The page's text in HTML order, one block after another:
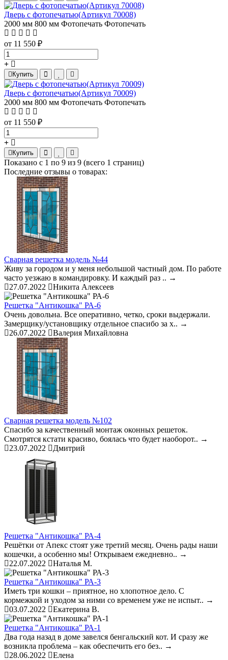
Дверь с фотопечатью(Артикул 70008)
2000 мм 800 мм Фотопечать Фотопечать
от 11 550 ₽
Купить
Дверь с фотопечатью(Артикул 70009)
2000 мм 800 мм Фотопечать Фотопечать
от 11 550 ₽
Купить
Показано с 1 по 9 из 9 (всего 1 страниц)
Последние отзывы о товарах:
Сварная решетка модель №44
Живу за городом и у меня небольшой частный дом. По работе
часто уезжаю в командировку. И каждый раз .. →
27.07.2022
Никита Алексеев
Решетка "Антикошка" РА-6
Очень довольна. Все оперативно, четко, сроки выдержали.
Замерщику/установщику отдельное спасибо за х.. →
26.07.2022
Валерия Михайловна
Сварная решетка модель №102
Спасибо за качественный монтаж оконных решеток.
Смотрятся кстати красиво, боялась что будет наоборот.. →
23.07.2022
Дмитрий
Решетка "Антикошка" РА-4
Решётки от Апекс стоят уже третий месяц. Очень рады наши
кошечки, а особенно мы! Открываем ежедневно.. →
22.07.2022
Наталья М.
Решетка "Антикошка" РА-3
Иметь три кошки – приятное, но хлопотное дело. С
кормежкой и уходом за ними со временем уже не испыт.. →
03.07.2022
Екатерина В.
Решетка "Антикошка" РА-1
Два года назад в доме завелся бенгальский кот. И сразу же
возникла проблема – как обеспечить его без.. →
28.06.2022
Елена